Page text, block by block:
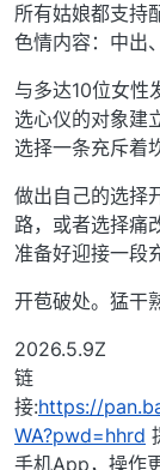
所有姑娘都支持
色情内容：中出
与多达10位女性
选心仪的对象建
选择一条充斥着
做出自己的选择
路，或者选择痛
准备好迎接一段
开苞破处。猛干
2026.5.9Z
链
接:https://
WA?pwd=hhrd
手机App，操作